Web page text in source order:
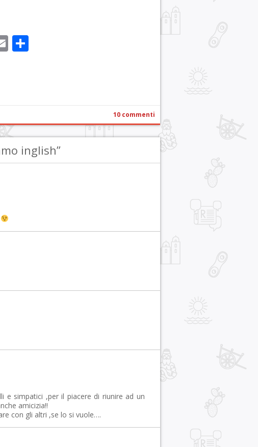
Email
10 commenti
inglish”
e simpatici ,per il piacere di riunire ad un
amicizia!!
con gli altri ,se lo si vuole….